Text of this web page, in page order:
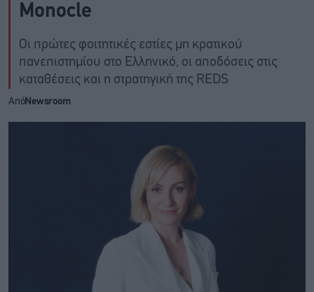
Monocle
Οι πρώτες φοιτητικές εστίες μη κρατικού
πανεπιστημίου στο Ελληνικό, οι αποδόσεις στις
καταθέσεις και η στρατηγική της REDS
ΑπόNewsroom